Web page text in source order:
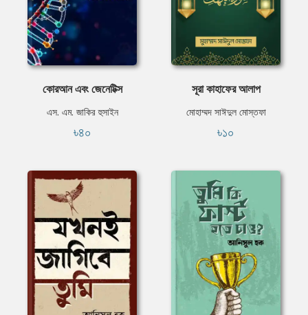
কোরআন এবং জেনেটিক্স
এস. এম. জাকির হুসাইন
৳৪০
সূরা কাহাফের আলাপ
মোহাম্মদ সাঈদুল মোস্তফা
৳১০